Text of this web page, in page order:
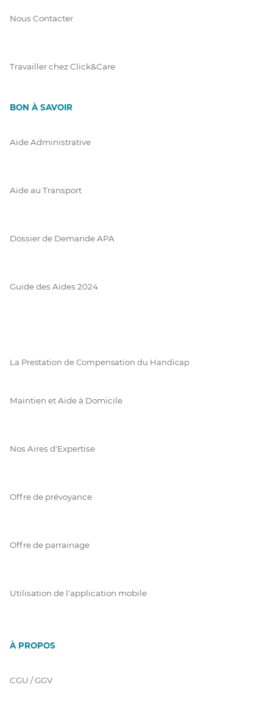
Nous Contacter
Travailler chez Click&Care
BON À SAVOIR
Aide Administrative
Aide au Transport
Dossier de Demande APA
Guide des Aides 2024
La Prestation de Compensation du Handicap
Maintien et Aide à Domicile
Nos Aires d'Expertise
Offre de prévoyance
Offre de parrainage
Utilisation de l'application mobile
À PROPOS
CGU / GGV